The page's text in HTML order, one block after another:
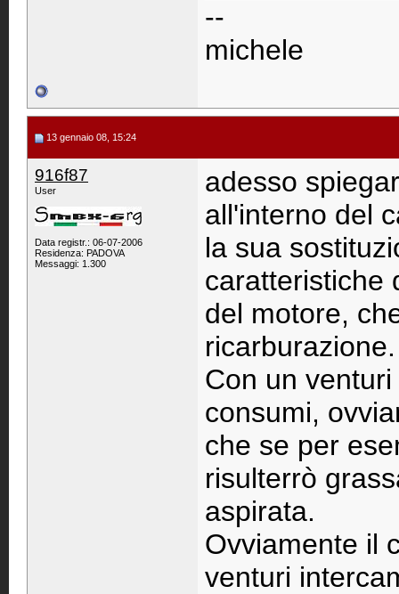
--
michele
13 gennaio 08, 15:24
916f87
User
Data registr.: 06-07-2006
Residenza: PADOVA
Messaggi: 1.300
adesso
all'interno del
la sua
caratteristiche
del motore,
ricarburazione.
Con un
consumi,
che se per
risulterrò
aspirata.
Ovviamente il
venturi